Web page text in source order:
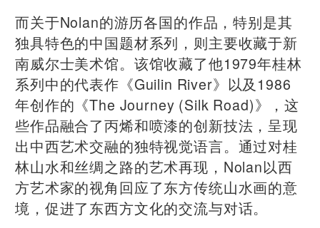
而关于Nolan的游历各国的作品，特别是其
独具特色的中国题材系列，则主要收藏于新
南威尔士美术馆。该馆收藏了他1979年桂林
系列中的代表作《Guilin River》以及1986
年创作的《The Journey (Silk Road)》，这
些作品融合了丙烯和喷漆的创新技法，呈现
出中西艺术交融的独特视觉语言。通过对桂
林山水和丝绸之路的艺术再现，Nolan以西
方艺术家的视角回应了东方传统山水画的意
境，促进了东西方文化的交流与对话。